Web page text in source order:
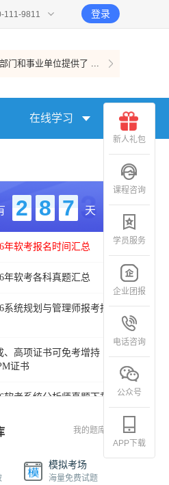
111-9811 登录
门和事业单位提供了 ...
在线学习
2 8 7 天
年软考报名时间汇总
年软考各科真题汇总
系统规划与管理师报考指
、高项证书可免考增持
证书
软考系统分析师真题下载
各科目自学必备学习包
年信息系统项目管理师精
我的题库
模拟考场
海量免费试题
新人礼包
课程咨询
学员服务
企业团报
电话咨询
公众号
APP下载